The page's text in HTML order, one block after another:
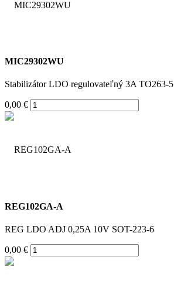
MIC29302WU
Stabilizátor LDO regulovateľný 3A TO263-5
0,00 €
REG102GA-A
REG LDO ADJ 0,25A 10V SOT-223-6
0,00 €